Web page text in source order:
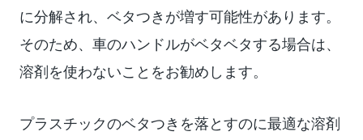
に分解され、ベタつきが増す可能性があります。
そのため、車のハンドルがベタベタする場合は、
溶剤を使わないことをお勧めします。
プラスチックのベタつきを落とすのに最適な溶剤